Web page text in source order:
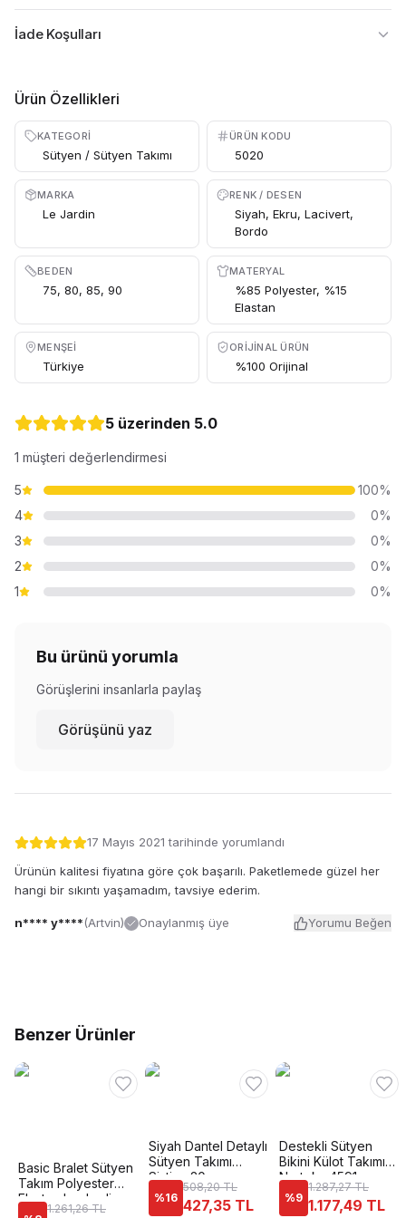
İade Koşulları
Ürün Özellikleri
KATEGORI
Sütyen / Sütyen Takımı
ÜRÜN KODU
5020
MARKA
Le Jardin
RENK / DESEN
Siyah, Ekru, Lacivert,
Bordo
BEDEN
75, 80, 85, 90
MATERYAL
%85 Polyester, %15
Elastan
MENŞEI
Türkiye
ORIJINAL ÜRÜN
%100 Orijinal
5 üzerinden 5.0
1 müşteri değerlendirmesi
5 100%
4
0%
3
0%
2
0%
1
0%
Bu ürünü yorumla
Görüşlerini insanlarla paylaş
Görüşünü yaz
17 Mayıs 2021 tarihinde yorumlandı
Ürünün kalitesi fiyatına göre çok başarılı. Paketlemede güzel her
hangi bir sıkıntı yaşamadım, tavsiye ederim.
n**** y****(Artvin) Onaylanmış üye Yorumu Beğen
Benzer Ürünler
Basic Bralet Sütyen
Takım Polyester
Elastan Le Jardin
50451.261,26 TL
Siyah Dantel Detaylı
Sütyen Takımı
Sistina 20
%16
508,20 TL
427,35 TL
Destekli Sütyen
Bikini Külot Takımı
Nurteks 4591
%9
1.287,27 TL
1.177,49 TL